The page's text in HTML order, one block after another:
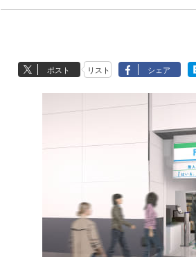
ポスト リスト シェア